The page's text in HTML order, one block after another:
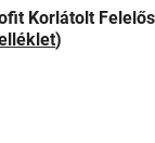
Korlátolt
)